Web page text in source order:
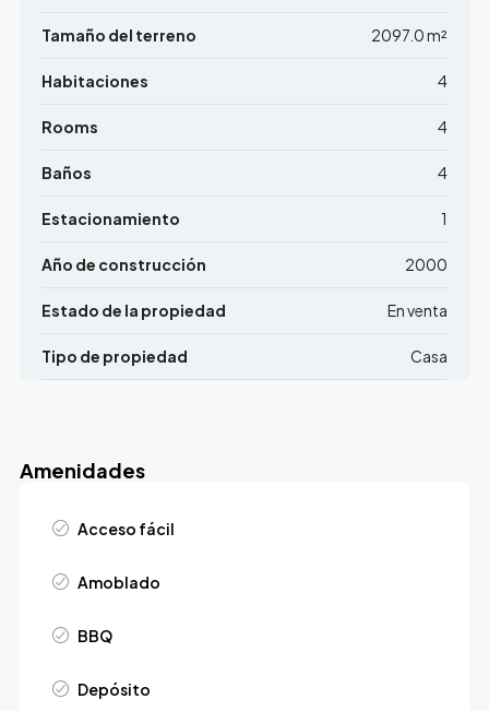
Tamaño del terreno 2097.0 m²
Habitaciones 4
Rooms 4
Baños 4
Estacionamiento 1
Año de construcción 2000
Estado de la propiedad En venta
Tipo de propiedad Casa
Amenidades
Acceso fácil
Amoblado
BBQ
Depósito